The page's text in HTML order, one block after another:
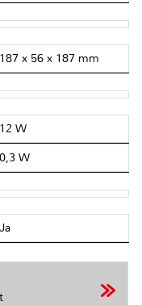
187 x 56 x 187 mm
12 W
0,3 W
Ja